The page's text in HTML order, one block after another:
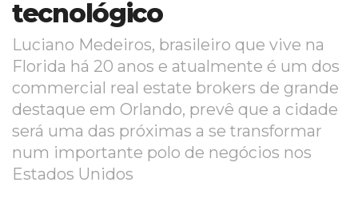
tecnológico
Luciano Medeiros, brasileiro que vive na
Florida há 20 anos e atualmente é um dos
commercial real estate brokers de grande
destaque em Orlando, prevê que a cidade
será uma das próximas a se transformar
num importante polo de negócios nos
Estados Unidos